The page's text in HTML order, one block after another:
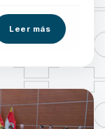
Leer más